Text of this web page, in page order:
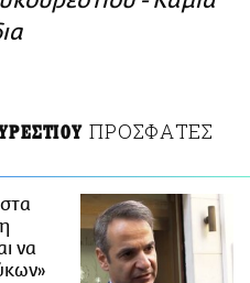
ΠΡΟΣΦΑΤΕΣ
να